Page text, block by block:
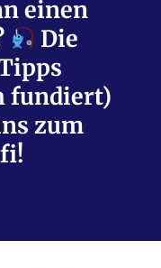
einen
Die
fundiert)
zum